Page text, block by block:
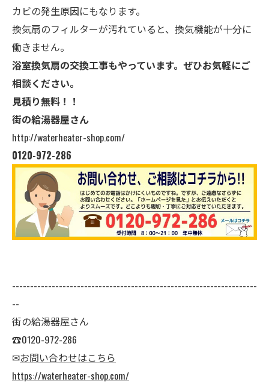
カビの発生原因にもなります。
換気扇のフィルターが汚れていると、換気機能が十分に
働きません。
浴室換気扇の交換工事もやっています。ぜひお気軽にご
相談ください。
見積り無料！！
街の給湯器屋さん
http://waterheater-shop.com/
0120-972-286
--------------------------------------------------------------------
--
街の給湯器屋さん
☎0120-972-286
✉お問い合わせはこちら
https://waterheater-shop.com/